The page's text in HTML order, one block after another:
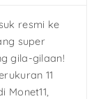
resmi ke
super
gila-gilaan!
11